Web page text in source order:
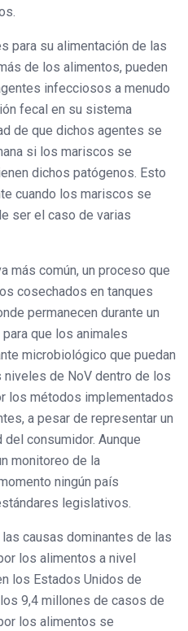
para su alimentación de las
de los alimentos, pueden
infecciosos a menudo
fecal en su sistema
de que dichos agentes se
si los mariscos se
dichos patógenos. Esto
cuando los mariscos se
ser el caso de varias
más común, un proceso que
cosechados en tanques
permanecen durante un
que los animales
microbiológico que puedan
niveles de NoV dentro de los
los métodos implementados
a pesar de representar un
consumidor. Aunque
monitoreo de la
ningún país
legislativos.
causas dominantes de las
los alimentos a nivel
los Estados Unidos de
9,4 millones de casos de
los alimentos se